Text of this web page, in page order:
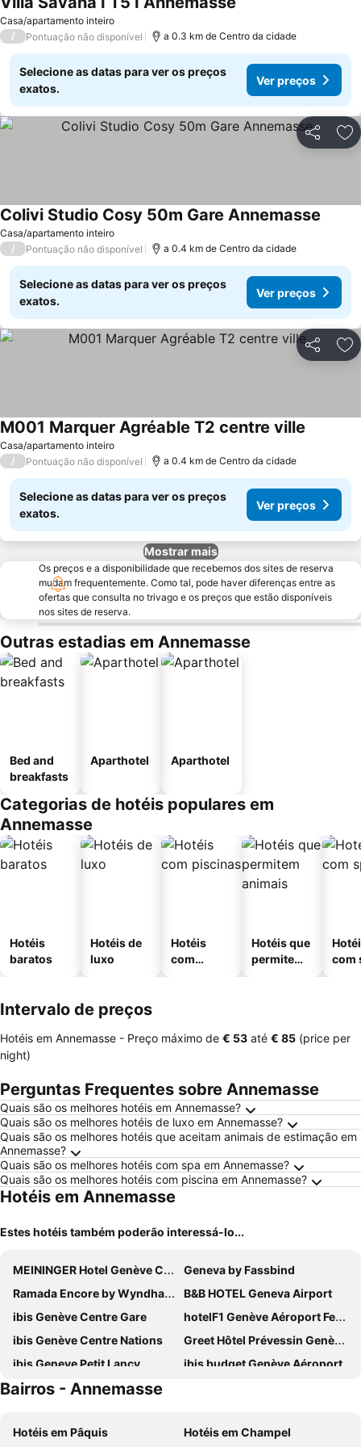
Casa/apartamento inteiro
/ Pontuação não disponível a 0.3 km de Centro da cidade
Selecione as datas para ver os preços
exatos.
Ver preços
Partilhar
Casa/apartamento inteiro
Colivi Studio Cosy 50m Gare Annemasse
/ Pontuação não disponível a 0.4 km de Centro da cidade
Selecione as datas para ver os preços
exatos.
Ver preços
Partilhar
Casa/apartamento inteiro
M001 Marquer Agréable T2 centre ville
/ Pontuação não disponível a 0.4 km de Centro da cidade
Selecione as datas para ver os preços
exatos.
Ver preços
Mostrar mais
Os preços e a disponibilidade que recebemos dos sites de reserva
mudam frequentemente. Como tal, pode haver diferenças entre as
ofertas que consulta no trivago e os preços que estão disponíveis
nos sites de reserva.
Outras estadias em Annemasse
Bed and
breakfasts
Aparthotel Aparthotel
Categorias de hotéis populares em
Annemasse
Hotéis
baratos
Hotéis de
luxo
Hotéis
com
Hotéis que
permitem
com
Intervalo de preços
Hotéis em Annemasse - Preço máximo de ‎€ 53 até ‎€ 85 (price per
night)
Perguntas Frequentes sobre Annemasse
Quais são os melhores hotéis em Annemasse?
Quais são os melhores hotéis de luxo em Annemasse?
Quais são os melhores hotéis que aceitam animais de estimação em
Annemasse?
Quais são os melhores hotéis com spa em Annemasse?
Quais são os melhores hotéis com piscina em Annemasse?
Hotéis em Annemasse
Estes hotéis também poderão interessá-lo...
MEININGER Hotel Genève Centre Charmilles
Geneva by Fassbind
Ramada Encore by Wyndham Geneva
B&B HOTEL Geneva Airport
ibis Genève Centre Gare
hotelF1 Genève Aéroport Ferney
ibis Genève Centre Nations
Greet Hôtel Prévessin Genève Aéroport
ibis Geneve Petit Lancy
ibis budget Genève Aéroport
Ibis Styles Prévessin Genève Aéroport
Hotel Le Montbrillant
Tor Hotel Geneve
Bairros - Annemasse
Hotéis em Pâquis
Hotéis em Champel